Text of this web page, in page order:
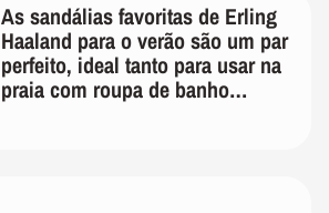
As sandálias favoritas de Erling
Haaland para o verão são um par
perfeito, ideal tanto para usar na
praia com roupa de banho